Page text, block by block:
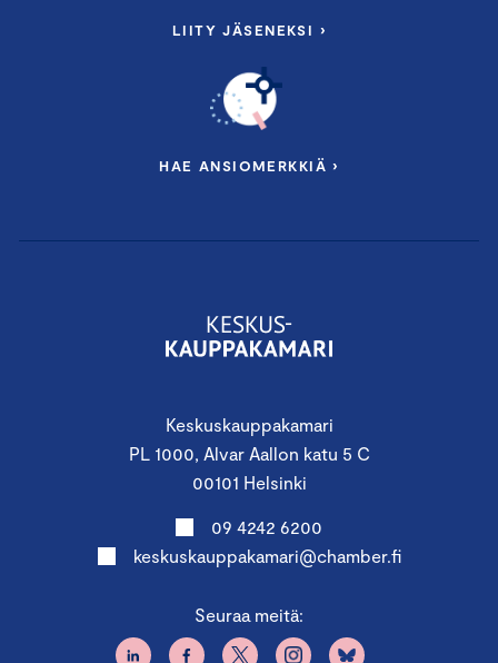
Keskuskauppakamari
PL 1000, Alvar Aallon katu 5 C
00101 Helsinki
09 4242 6200
keskuskauppakamari@chamber.fi
Seuraa meitä:
LIITY JÄSENEKSI ›
HAE ANSIOMERKKIÄ ›